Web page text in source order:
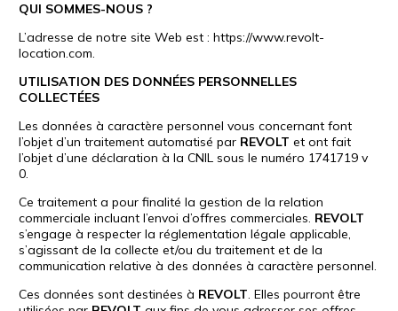
QUI SOMMES-NOUS ?
L’adresse de notre site Web est : https://www.revolt-
location.com.
UTILISATION DES DONNÉES PERSONNELLES
COLLECTÉES
Les données à caractère personnel vous concernant font
l’objet d’un traitement automatisé par REVOLT et ont fait
l’objet d’une déclaration à la CNIL sous le numéro 1741719 v
0.
Ce traitement a pour finalité la gestion de la relation
commerciale incluant l’envoi d’offres commerciales. REVOLT
s’engage à respecter la réglementation légale applicable,
s’agissant de la collecte et/ou du traitement et de la
communication relative à des données à caractère personnel.
Ces données sont destinées à REVOLT. Elles pourront être